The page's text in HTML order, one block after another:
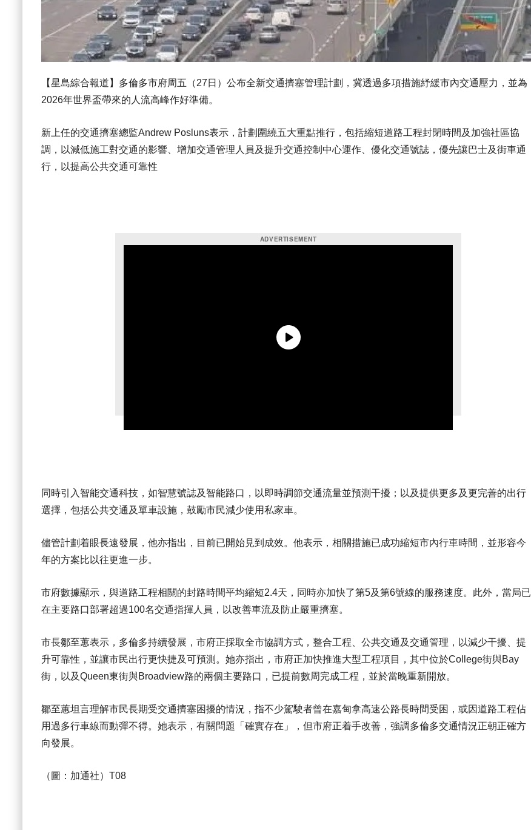
【星島綜合報道】多倫多市府周五（27日）公布全新交通擠塞管理計劃，冀透過多項措施紓緩市內交通壓力，並為
2026年世界盃帶來的人流高峰作好準備。
新上任的交通擠塞總監Andrew Posluns表示，計劃圍繞五大重點推行，包括縮短道路工程封閉時間及加強社區協
調，以減低施工對交通的影響、增加交通管理人員及提升交通控制中心運作、優化交通號誌，優先讓巴士及街車通
行，以提高公共交通可靠性
同時引入智能交通科技，如智慧號誌及智能路口，以即時調節交通流量並預測干擾；以及提供更多及更完善的出行
選擇，包括公共交通及單車設施，鼓勵市民減少使用私家車。
儘管計劃着眼長遠發展，他亦指出，目前已開始見到成效。他表示，相關措施已成功縮短市內行車時間，並形容今
年的方案比以往更進一步。
市府數據顯示，與道路工程相關的封路時間平均縮短2.4天，同時亦加快了第5及第6號線的服務速度。此外，當局已
在主要路口部署超過100名交通指揮人員，以改善車流及防止嚴重擠塞。
市長鄒至蕙表示，多倫多持續發展，市府正採取全市協調方式，整合工程、公共交通及交通管理，以減少干擾、提
升可靠性，並讓市民出行更快捷及可預測。她亦指出，市府正加快推進大型工程項目，其中位於College街與Bay
街，以及Queen東街與Broadview路的兩個主要路口，已提前數周完成工程，並於當晚重新開放。
鄒至蕙坦言理解市民長期受交通擠塞困擾的情況，指不少駕駛者曾在嘉甸拿高速公路長時間受困，或因道路工程佔
用過多行車線而動彈不得。她表示，有關問題「確實存在」，但市府正着手改善，強調多倫多交通情況正朝正確方
向發展。
（圖：加通社）T08